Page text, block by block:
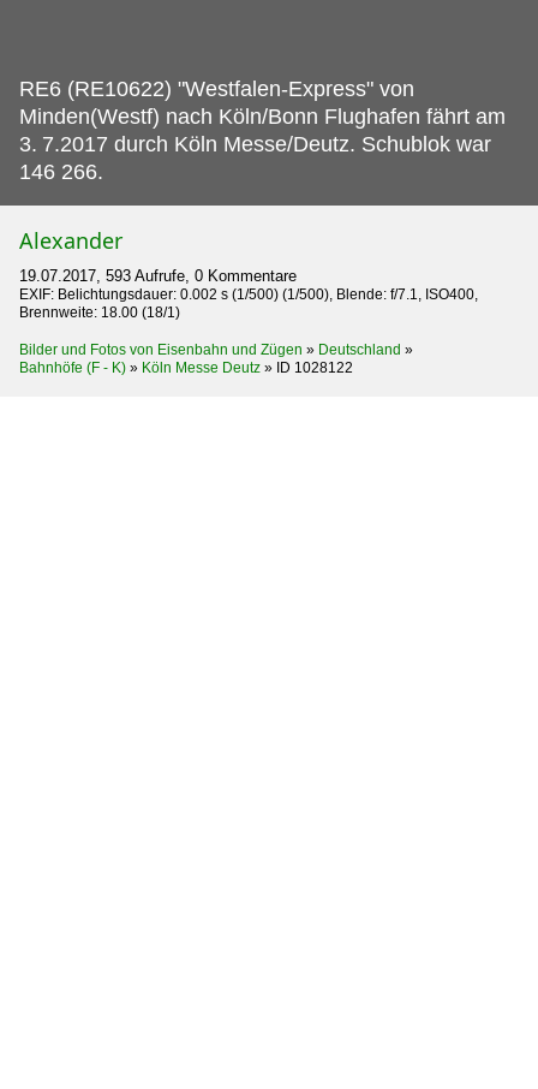
RE6 (RE10622) "Westfalen-Express" von
Minden(Westf) nach Köln/Bonn Flughafen fährt am
3. 7.2017 durch Köln Messe/Deutz. Schublok war
146 266.
Alexander
19.07.2017, 593 Aufrufe, 0 Kommentare
EXIF: Belichtungsdauer: 0.002 s (1/500) (1/500), Blende: f/7.1, ISO400,
Brennweite: 18.00 (18/1)
Bilder und Fotos von Eisenbahn und Zügen » Deutschland »
Bahnhöfe (F - K) » Köln Messe Deutz » ID 1028122